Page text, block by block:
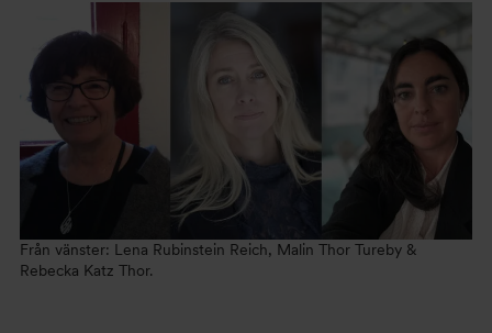
Från vänster: Lena Rubinstein Reich, Malin Thor Tureby &
Rebecka Katz Thor.